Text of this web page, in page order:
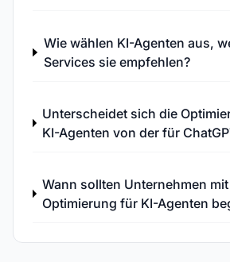
Wie wählen KI-Agenten aus,
Services sie empfehlen?
Unterscheidet sich die
KI-Agenten von der für
Wann sollten Unternehmen
Optimierung für KI-Agenten